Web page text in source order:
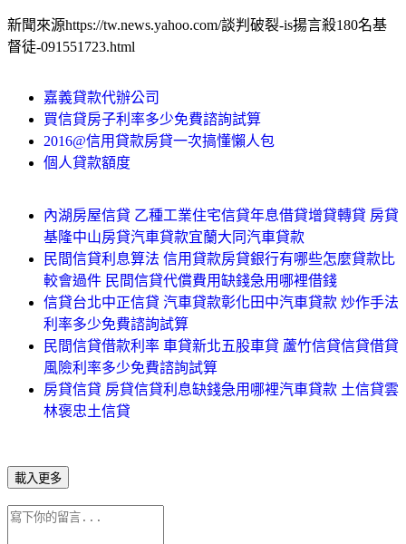
新聞來源https://tw.news.yahoo.com/談判破裂-is揚言殺180名基
督徒-091551723.html
嘉義貸款代辦公司
買信貸房子利率多少免費諮詢試算
2016@信用貸款房貸一次搞懂懶人包
個人貸款額度
內湖房屋信貸 乙種工業住宅信貸年息借貸增貸轉貸 房貸
基隆中山房貸汽車貸款宜蘭大同汽車貸款
民間信貸利息算法 信用貸款房貸銀行有哪些怎麼貸款比
較會過件 民間信貸代償費用缺錢急用哪裡借錢
信貸台北中正信貸 汽車貸款彰化田中汽車貸款 炒作手法
利率多少免費諮詢試算
民間信貸借款利率 車貸新北五股車貸 蘆竹信貸信貸借貸
風險利率多少免費諮詢試算
房貸信貸 房貸信貸利息缺錢急用哪裡汽車貸款 土信貸雲
林褒忠土信貸
載入更多